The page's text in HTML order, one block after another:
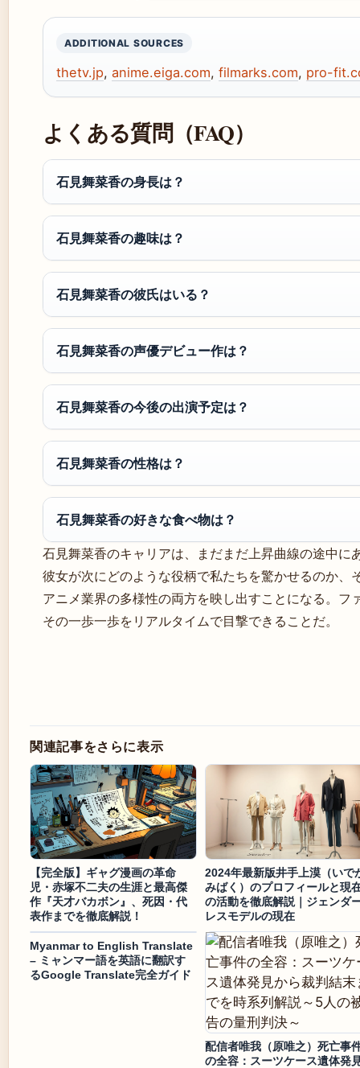
ADDITIONAL SOURCES
thetv.jp, anime.eiga.com, filmarks.com, pro-
よくある質問（FAQ）
石見舞菜香の身長は？
石見舞菜香の趣味は？
石見舞菜香の彼氏はいる？
石見舞菜香の声優デビュー作は？
石見舞菜香の今後の出演予定は？
石見舞菜香の性格は？
石見舞菜香の好きな食べ物は？
石見舞菜香のキャリアは、まだまだ上昇曲線の途中に
彼女が次にどのような役柄で私たちを驚かせるのか、
アニメ業界の多様性の両方を映し出すことになる。フ
その一歩一歩をリアルタイムで目撃できることだ。
関連記事をさらに表示
【完全版】ギャグ漫画の革命
児・赤塚不二夫の生涯と最高傑
作『天才バカボン』、死因・代
表作までを徹底解説！
2024年最新版井手上漠（いで
みばく）のプロフィールと現
の活動を徹底解説｜ジェンダ
レスモデルの現在
Myanmar to English Translate
– ミャンマー語を英語に翻訳す
るGoogle Translate完全ガイド
配信者唯我（原唯之）死亡事
の全容：スーツケース遺体発